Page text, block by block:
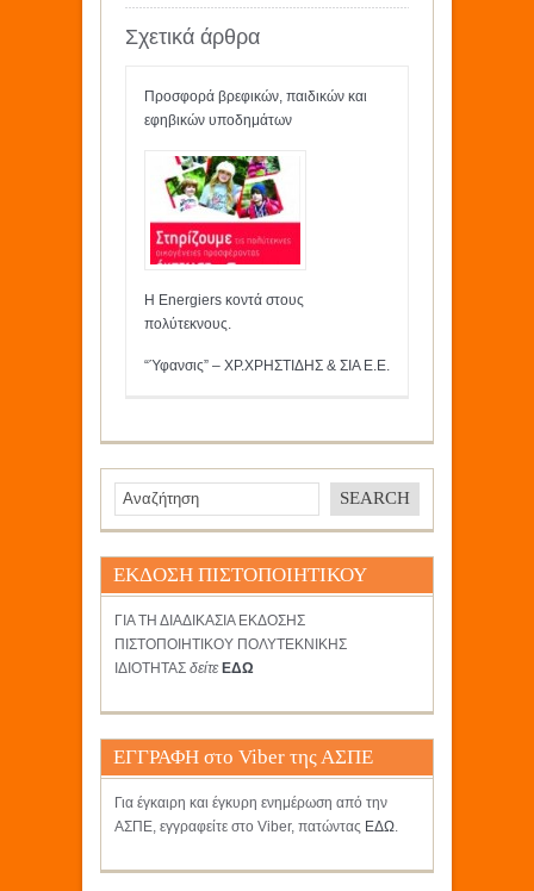
Σχετικά άρθρα
Προσφορά βρεφικών, παιδικών και
εφηβικών υποδημάτων
Η Energiers κοντά στους
πολύτεκνους.
“Ύφανσις” – ΧΡ.ΧΡΗΣΤΙΔΗΣ & ΣΙΑ Ε.Ε.
ΕΚΔΟΣΗ ΠΙΣΤΟΠΟΙΗΤΙΚΟΥ
ΓΙΑ ΤΗ ΔΙΑΔΙΚΑΣΙΑ ΕΚΔΟΣΗΣ
ΠΙΣΤΟΠΟΙΗΤΙΚΟΥ ΠΟΛΥΤΕΚΝΙΚΗΣ
ΙΔΙΟΤΗΤΑΣ δείτε ΕΔΩ
ΕΓΓΡΑΦΗ στο Viber της ΑΣΠΕ
Για έγκαιρη και έγκυρη ενημέρωση από την
ΑΣΠΕ, εγγραφείτε στο Viber, πατώντας ΕΔΩ.